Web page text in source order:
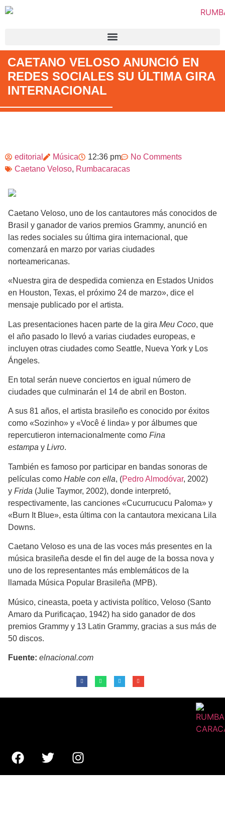
CAETANO VELOSO ANUNCIÓ EN
REDES SOCIALES SU ÚLTIMA GIRA
INTERNACIONAL
editorial Música 12:36 pm
No Comments
Caetano Veloso, Rumbacaracas
Caetano Veloso, uno de los cantautores más conocidos de
Brasil y ganador de varios premios Grammy, anunció en
las redes sociales su última gira internacional, que
comenzará en marzo por varias ciudades
norteamericanas.
«Nuestra gira de despedida comienza en Estados Unidos
en Houston, Texas, el próximo 24 de marzo», dice el
mensaje publicado por el artista.
Las presentaciones hacen parte de la gira Meu Coco, que
el año pasado lo llevó a varias ciudades europeas, e
incluyen otras ciudades como Seattle, Nueva York y Los
Ángeles.
En total serán nueve conciertos en igual número de
ciudades que culminarán el 14 de abril en Boston.
A sus 81 años, el artista brasileño es conocido por éxitos
como «Sozinho» y «Você é linda» y por álbumes que
repercutieron internacionalmente como Fina
estampa y Livro.
También es famoso por participar en bandas sonoras de
películas como Hable con ella, (Pedro Almodóvar, 2002)
y Frida (Julie Taymor, 2002), donde interpretó,
respectivamente, las canciones «Cucurrucucu Paloma» y
«Burn It Blue», esta última con la cantautora mexicana Lila
Downs.
Caetano Veloso es una de las voces más presentes en la
música brasileña desde el fin del auge de la bossa nova y
uno de los representantes más emblemáticos de la
llamada Música Popular Brasileña (MPB).
Músico, cineasta, poeta y activista político, Veloso (Santo
Amaro da Purificaçao, 1942) ha sido ganador de dos
premios Grammy y 13 Latin Grammy, gracias a sus más de
50 discos.
Fuente: elnacional.com